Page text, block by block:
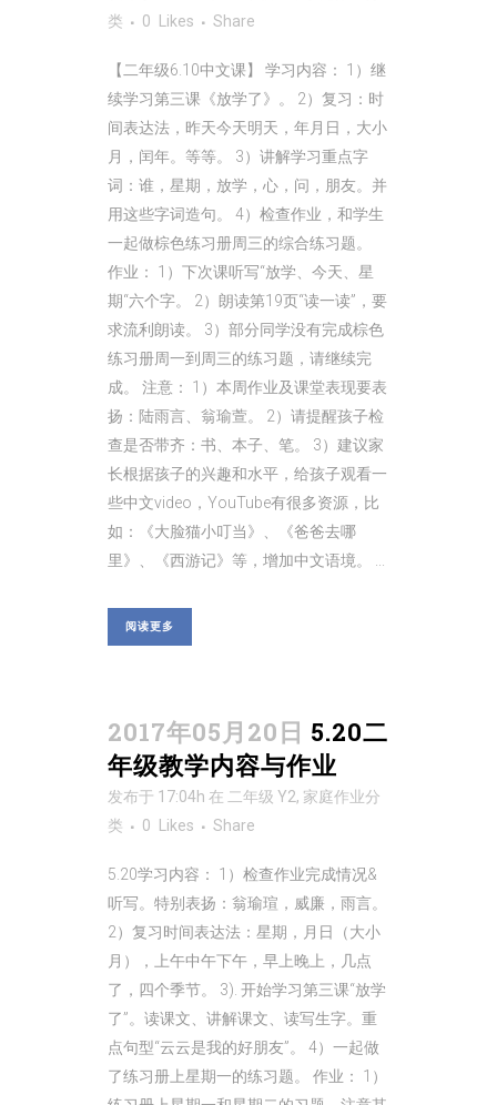
类
0 Likes Share
【二年级6.10中文课】 学习内容： 1）继
续学习第三课《放学了》。 2）复习：时
间表达法，昨天今天明天，年月日，大小
月，闰年。等等。 3）讲解学习重点字
词：谁，星期，放学，心，问，朋友。并
用这些字词造句。 4）检查作业，和学生
一起做棕色练习册周三的综合练习题。
作业： 1）下次课听写“放学、今天、星
期“六个字。 2）朗读第19页“读一读”，要
求流利朗读。 3）部分同学没有完成棕色
练习册周一到周三的练习题，请继续完
成。 注意： 1）本周作业及课堂表现要表
扬：陆雨言、翁瑜萱。 2）请提醒孩子检
查是否带齐：书、本子、笔。 3）建议家
长根据孩子的兴趣和水平，给孩子观看一
些中文video，YouTube有很多资源，比
如：《大脸猫小叮当》、《爸爸去哪
里》、《西游记》等，增加中文语境。 ...
阅读更多
2017年05月20日 5.20二
年级教学内容与作业
发布于 17:04h 在 二年级 Y2, 家庭作业分
类
0 Likes Share
5.20学习内容： 1）检查作业完成情况&
听写。特别表扬：翁瑜瑄，威廉，雨言。
2）复习时间表达法：星期，月日（大小
月），上午中午下午，早上晚上，几点
了，四个季节。 3). 开始学习第三课“放学
了”。读课文、讲解课文、读写生字。重
点句型“云云是我的好朋友”。 4）一起做
了练习册上星期一的练习题。 作业： 1）